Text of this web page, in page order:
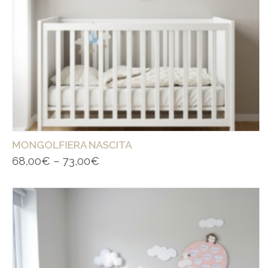
MONGOLFIERA NASCITA
68,00€ – 73,00€